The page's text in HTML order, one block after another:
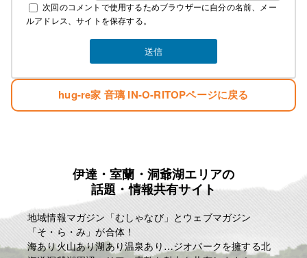
次回のコメントで使用するためブラウザーに自分の名前、メー
ルアドレス、サイトを保存する。
hug-re家 音璃 IN-O-RITOPページに戻る
伊達・室蘭・洞爺湖エリアの
話題・情報共有サイト
地域情報マガジン「むしゃなび」とウェブマガジン
「そ・ら・み」が合体！
海あり火山あり湖あり温泉あり…ジオパークを擁する北